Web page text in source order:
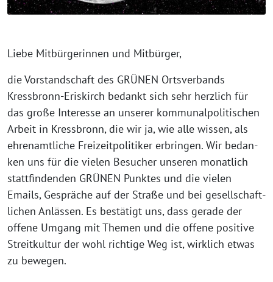
Liebe Mitbürgerinnen und Mitbürger,
die Vorstandschaft des GRÜNEN Ortsverbands
Kressbronn-Eriskirch bedankt sich sehr herz­lich für
das gro­ße Interesse an unse­rer kom­mu­nal­po­li­ti­schen
Arbeit in Kressbronn, die wir ja, wie alle wis­sen, als
ehren­amt­li­che Freizeitpolitiker erbrin­gen. Wir bedan­
ken uns für die vie­len Besucher unse­ren monat­lich
statt­fin­den­den GRÜNEN Punktes und die vie­len
Emails, Gespräche auf der Straße und bei gesell­schaft­
li­chen Anlässen. Es bestä­tigt uns, dass gera­de der
offe­ne Umgang mit Themen und die offe­ne posi­ti­ve
Streitkultur der wohl rich­ti­ge Weg ist, wirk­lich etwas
zu bewegen.